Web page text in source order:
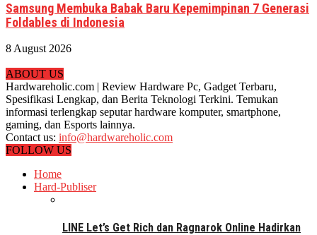
Samsung Membuka Babak Baru Kepemimpinan 7 Generasi
Foldables di Indonesia
8 August 2026
ABOUT US
Hardwareholic.com | Review Hardware Pc, Gadget Terbaru,
Spesifikasi Lengkap, dan Berita Teknologi Terkini. Temukan
informasi terlengkap seputar hardware komputer, smartphone,
gaming, dan Esports lainnya.
Contact us: info@hardwareholic.com
FOLLOW US
Home
Hard-Publiser
LINE Let’s Get Rich dan Ragnarok Online Hadirkan